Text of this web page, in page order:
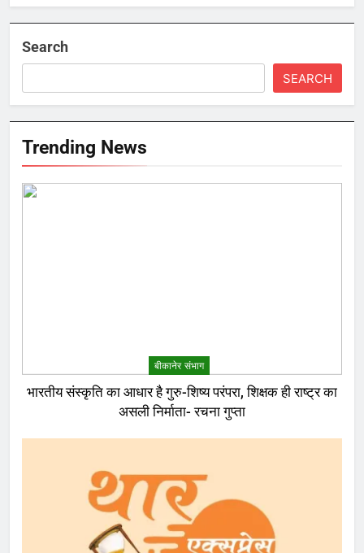
Search
SEARCH
Trending News
बीकानेर संभाग
भारतीय संस्कृति का आधार है गुरु-शिष्य परंपरा, शिक्षक ही राष्ट्र का
असली निर्माता- रचना गुप्ता